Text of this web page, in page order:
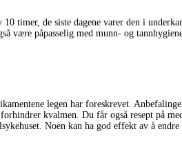
timer, de siste dagene varer den i
påpasselig med munn- og
legen har foreskrevet.
kvalmen. Du får også resept på
Noen kan ha god effekt av å endre